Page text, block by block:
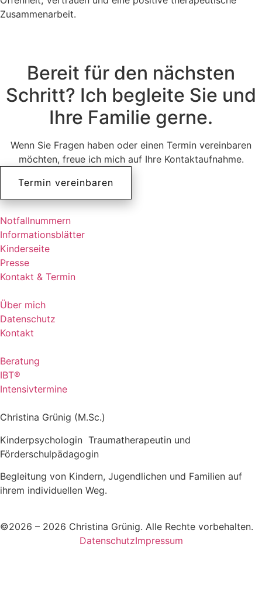
Zusammenarbeit.
Bereit für den nächsten
Schritt? Ich begleite Sie und
Ihre Familie gerne.
Wenn Sie Fragen haben oder einen Termin vereinbaren
möchten, freue ich mich auf Ihre Kontaktaufnahme.
Termin vereinbaren
Notfallnummern
Informationsblätter
Kinderseite
Presse
Kontakt & Termin
Über mich
Datenschutz
Kontakt
Beratung
IBT®
Intensivtermine
Christina Grünig (M.Sc.)
Kinderpsychologin Traumatherapeutin und
Förderschulpädagogin
Begleitung von Kindern, Jugendlichen und Familien auf
ihrem individuellen Weg.
©2026 – 2026 Christina Grünig. Alle Rechte vorbehalten.
DatenschutzImpressum